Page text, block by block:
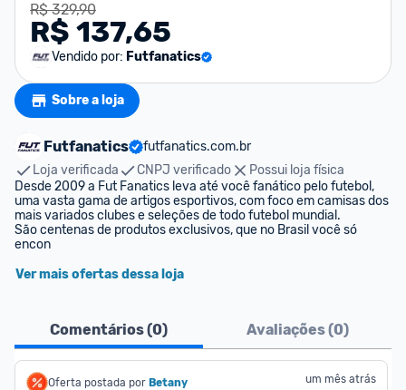
R$ 329,90
R$ 137,65
Vendido por: Futfanatics
Sobre a loja
Futfanatics
futfanatics.com.br
Loja verificada
CNPJ verificado
Possui loja física
Desde 2009 a Fut Fanatics leva até você fanático pelo futebol,
uma vasta gama de artigos esportivos, com foco em camisas dos
mais variados clubes e seleções de todo futebol mundial.
São centenas de produtos exclusivos, que no Brasil você só
encon
Ver mais ofertas dessa loja
Comentários (0) Avaliações (0)
Oferta postada por Betany um mês atrás